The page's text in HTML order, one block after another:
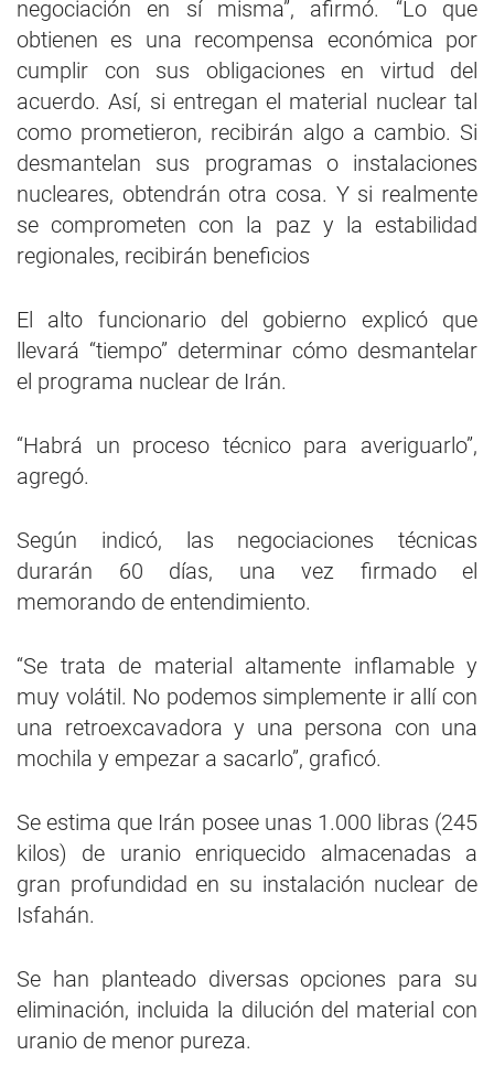
negociación en sí misma”, afirmó. “Lo que
obtienen es una recompensa económica por
cumplir con sus obligaciones en virtud del
acuerdo. Así, si entregan el material nuclear tal
como prometieron, recibirán algo a cambio. Si
desmantelan sus programas o instalaciones
nucleares, obtendrán otra cosa. Y si realmente
se comprometen con la paz y la estabilidad
regionales, recibirán beneficios
El alto funcionario del gobierno explicó que
llevará “tiempo” determinar cómo desmantelar
el programa nuclear de Irán.
“Habrá un proceso técnico para averiguarlo”,
agregó.
Según indicó, las negociaciones técnicas
durarán 60 días, una vez firmado el
memorando de entendimiento.
“Se trata de material altamente inflamable y
muy volátil. No podemos simplemente ir allí con
una retroexcavadora y una persona con una
mochila y empezar a sacarlo”, graficó.
Se estima que Irán posee unas 1.000 libras (245
kilos) de uranio enriquecido almacenadas a
gran profundidad en su instalación nuclear de
Isfahán.
Se han planteado diversas opciones para su
eliminación, incluida la dilución del material con
uranio de menor pureza.